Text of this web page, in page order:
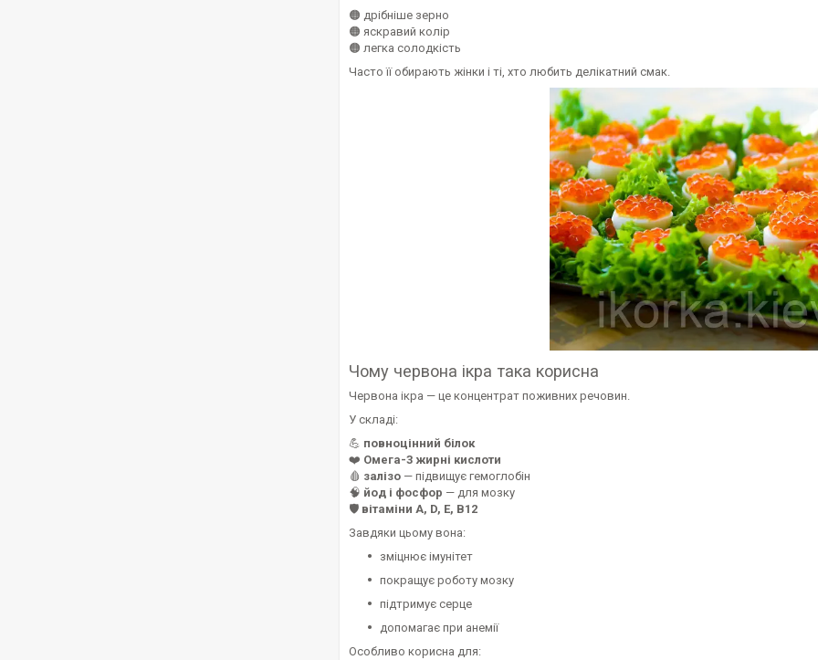
🟠 дрібніше зерно
🟠 яскравий колір
🟠 легка солодкість
Часто її обирають жінки і ті, хто любить делікатний смак.
Чому червона ікра така корисна
Червона ікра — це концентрат поживних речовин.
У складі:
💪 повноцінний білок
❤️ Омега-3 жирні кислоти
🩸 залізо — підвищує гемоглобін
🧠 йод і фосфор — для мозку
🛡 вітаміни A, D, E, B12
Завдяки цьому вона:
зміцнює імунітет
покращує роботу мозку
підтримує серце
допомагає при анемії
Особливо корисна для: